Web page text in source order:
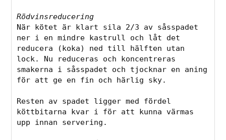
Rödvinsreducering
När kötet är klart sila 2/3 av såsspadet
ner i en mindre kastrull och låt det
reducera (koka) ned till hälften utan
lock. Nu reduceras och koncentreras
smakerna i såsspadet och tjocknar en aning
för att ge en fin och härlig sky.
Resten av spadet ligger med fördel
köttbitarna kvar i för att kunna värmas
upp innan servering.